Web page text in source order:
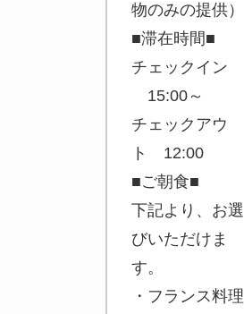
物のみの提供）
■滞在時間■
チェックイン
15:00～
チェックアウ
ト 12:00
■ご朝食■
下記より、お選
びいただけま
す。
・フランス料理